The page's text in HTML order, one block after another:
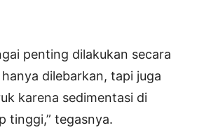
penting dilakukan secara
dilebarkan, tapi juga
karena sedimentasi di
tinggi,” tegasnya.